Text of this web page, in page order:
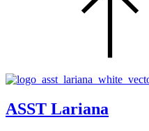
ASST Lariana